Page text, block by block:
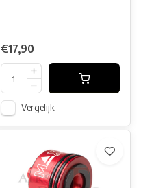
€17,90
Vergelijk